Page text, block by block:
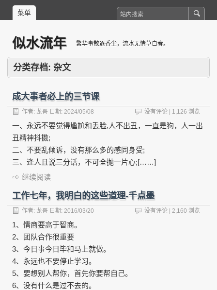
菜单
似水流年 繁华事散逐香尘，流水无情草自春。
分类存档: 杂文
成大事者必上的三节课
作者: 龙哥 日期: 2024/05/08 没有评论 | 1,126 浏览
一、永远不要觉得尴尬和丢脸,人不出丑，一直是狗，人一出
丑精神抖擞;
二、不要乱倾诉，没有那么多的感同身受;
三、逢人且说三分话，不可全抛一片心;[……]
继续阅读
工作七年，我明白的这些道理-千点墨
作者: 龙哥 日期: 2016/03/20 没有评论 | 2,160 浏览
1、情商要高于智商。
2、团队合作很重要
3、今日事今日毕和马上就做。
4、永远也不要停止学习。
5、要想别人帮你，首先你要帮自己。
6、没有什么是过不去的。